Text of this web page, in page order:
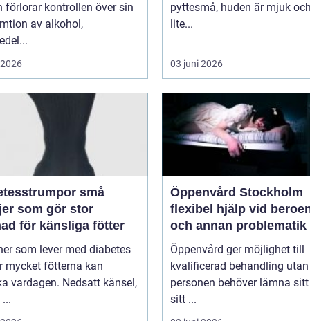
förlorar kontrollen över sin
av alkohol,
pyttesmå, huden är mjuk
lite...
03 juni 2026
små
som gör stor
för känsliga fötter
som lever med diabetes
mycket fötterna kan
vardagen. Nedsatt känsel,
Öppenvård Stockholm
flexibel hjälp vid
och annan problematik
Öppenvård ger möjlighet till
kvalificerad behandling
personen behöver lämna
sitt ...